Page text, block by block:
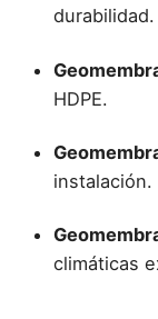
durabilidad.
HDPE.
instalación.
climáticas